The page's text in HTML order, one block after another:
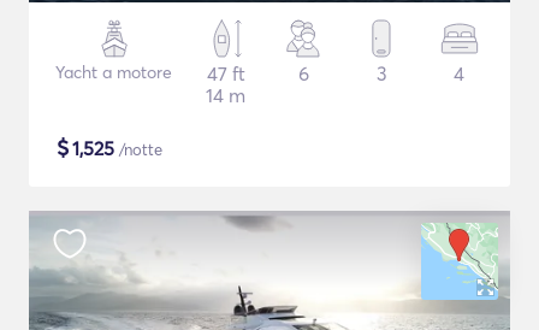
Yacht a motore
47 ft
14 m
6 3 4
$1,525 /notte